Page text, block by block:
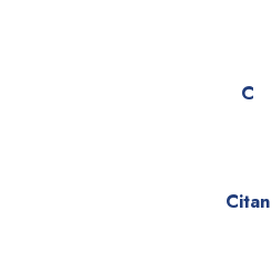
C
Citan